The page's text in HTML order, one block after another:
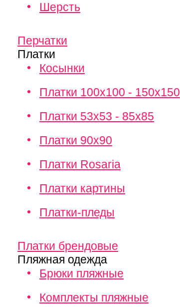
Шерсть
Перчатки
Платки
Косынки
Платки 100х100 - 150х150
Платки 53х53 - 85х85
Платки 90х90
Платки Rosaria
Платки картины
Платки-пледы
Платки брендовые
Пляжная одежда
Брюки пляжные
Комплекты пляжные